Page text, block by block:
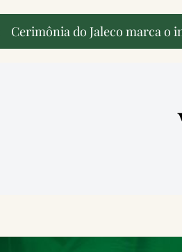
Cerimônia do Jaleco marca o